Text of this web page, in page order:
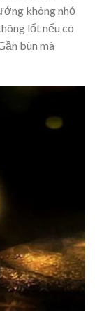
không nhỏ
lốt nếu có
bùn mà